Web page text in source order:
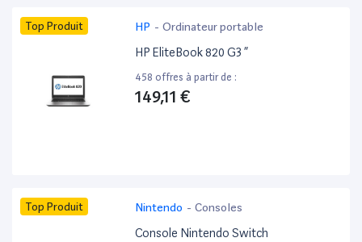
Top Produit HP - Ordinateur portable
HP EliteBook 820 G3 ”
458 offres à partir de :
149,11 €
Top Produit Nintendo - Consoles
Console Nintendo Switch